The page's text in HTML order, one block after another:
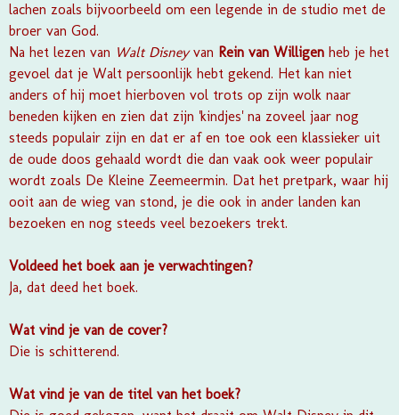
lachen zoals bijvoorbeeld om een legende in de studio met de
broer van God.
Na het lezen van Walt Disneyvan Rein van Willigen heb je het
gevoel dat je Walt persoonlijk hebt gekend. Het kan niet
anders of hij moet hierboven vol trots op zijn wolk naar
beneden kijken en zien dat zijn 'kindjes' na zoveel jaar nog
steeds populair zijn en dat er af en toe ook een klassieker uit
de oude doos gehaald wordt die dan vaak ook weer populair
wordt zoals De Kleine Zeemeermin. Dat het pretpark, waar hij
ooit aan de wieg van stond, je die ook in ander landen kan
bezoeken en nog steeds veel bezoekers trekt.
Voldeed het boek aan je verwachtingen?
Ja, dat deed het boek.
Wat vind je van de cover?
Die is schitterend.
Wat vind je van de titel van het boek?